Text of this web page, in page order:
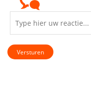
Versturen